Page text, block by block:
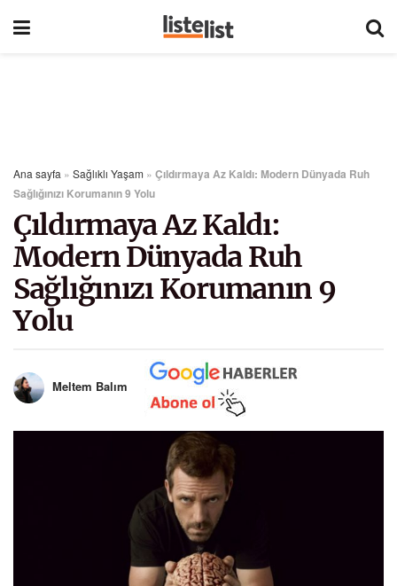
Ana sayfa » Sağlıklı Yaşam » Çıldırmaya Az Kaldı: Modern Dünyada Ruh
Sağlığınızı Korumanın 9 Yolu
Çıldırmaya Az Kaldı:
Modern Dünyada Ruh
Sağlığınızı Korumanın 9
Yolu
Meltem Balım